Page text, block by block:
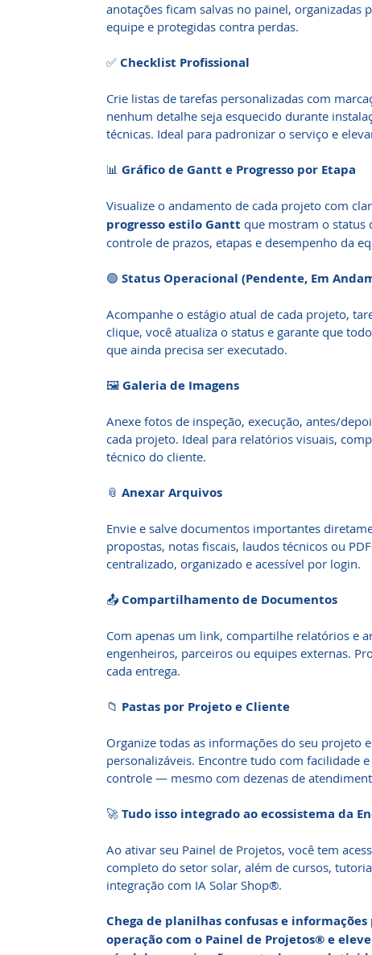
anotações ficam salvas no painel, organizadas
equipe e protegidas contra perdas.
✅ Checklist Profissional
Crie listas de tarefas personalizadas com
nenhum detalhe seja esquecido durante
técnicas. Ideal para padronizar o serviço e
📊 Gráfico de Gantt e Progresso por Etapa
Visualize o andamento de cada projeto com
progresso estilo Gantt que mostram o status
controle de prazos, etapas e desempenho da
🟢 Status Operacional (Pendente, Em
Acompanhe o estágio atual de cada projeto,
clique, você atualiza o status e garante que
que ainda precisa ser executado.
🖼️ Galeria de Imagens
Anexe fotos de inspeção, execução, antes/
cada projeto. Ideal para relatórios visuais,
técnico do cliente.
📎 Anexar Arquivos
Envie e salve documentos importantes
propostas, notas fiscais, laudos técnicos ou
centralizado, organizado e acessível por login.
📤 Compartilhamento de Documentos
Com apenas um link, compartilhe relatórios e
engenheiros, parceiros ou equipes externas.
cada entrega.
📁 Pastas por Projeto e Cliente
Organize todas as informações do seu projeto
personalizáveis. Encontre tudo com facilidade
controle — mesmo com dezenas de
🚀 Tudo isso integrado ao ecossistema da
Ao ativar seu Painel de Projetos, você tem
completo do setor solar, além de cursos,
integração com IA Solar Shop®.
Chega de planilhas confusas e
operação com o Painel de Projetos® e